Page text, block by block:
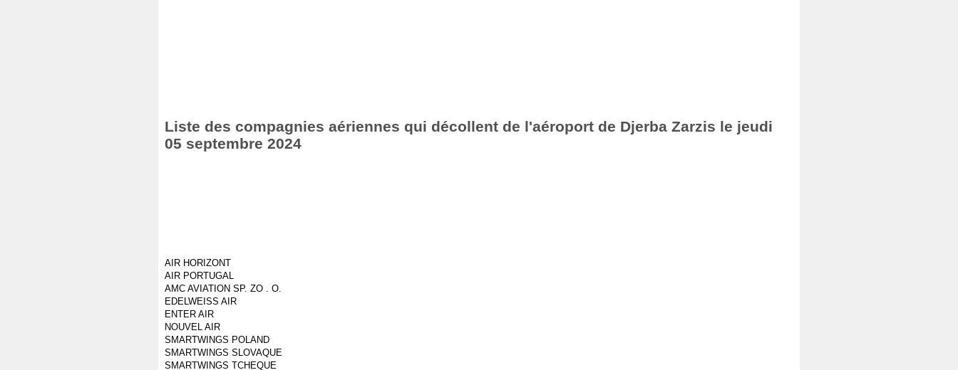
Liste des compagnies aériennes qui décollent de l'aéroport de Djerba Zarzis le jeudi
05 septembre 2024
AIR HORIZONT
AIR PORTUGAL
AMC AVIATION SP. ZO . O.
EDELWEISS AIR
ENTER AIR
NOUVEL AIR
SMARTWINGS POLAND
SMARTWINGS SLOVAQUE
SMARTWINGS TCHEQUE